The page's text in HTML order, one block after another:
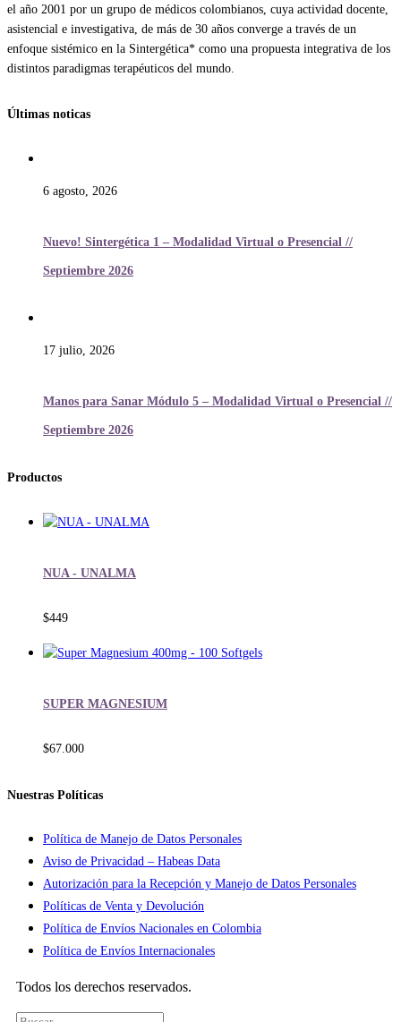
el año 2001 por un grupo de médicos colombianos, cuya actividad docente,
asistencial e investigativa, de más de 30 años converge a través de un
enfoque sistémico en la Sintergética* como una propuesta integrativa de los
distintos paradigmas terapéuticos del mundo.
Últimas noticas
6 agosto, 2026
Nuevo! Sintergética 1 – Modalidad Virtual o Presencial //
Septiembre 2026
17 julio, 2026
Manos para Sanar Módulo 5 – Modalidad Virtual o Presencial //
Septiembre 2026
Productos
NUA - UNALMA
$449
SUPER MAGNESIUM
$67.000
Nuestras Políticas
Política de Manejo de Datos Personales
Aviso de Privacidad – Habeas Data
Autorización para la Recepción y Manejo de Datos Personales
Políticas de Venta y Devolución
Política de Envíos Nacionales en Colombia
Política de Envíos Internacionales
Todos los derechos reservados.